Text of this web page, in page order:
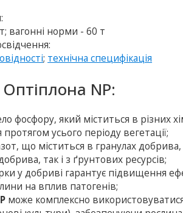
вагонні норми - 60 т
; технічна специфікація
NP:
фосфору, який міститься в різних
усього періоду вегетації;
що міститься в гранулах
так і з ґрунтових ресурсів;
у добриві гарантує підвищення
на вплив патогенів;
може комплексно